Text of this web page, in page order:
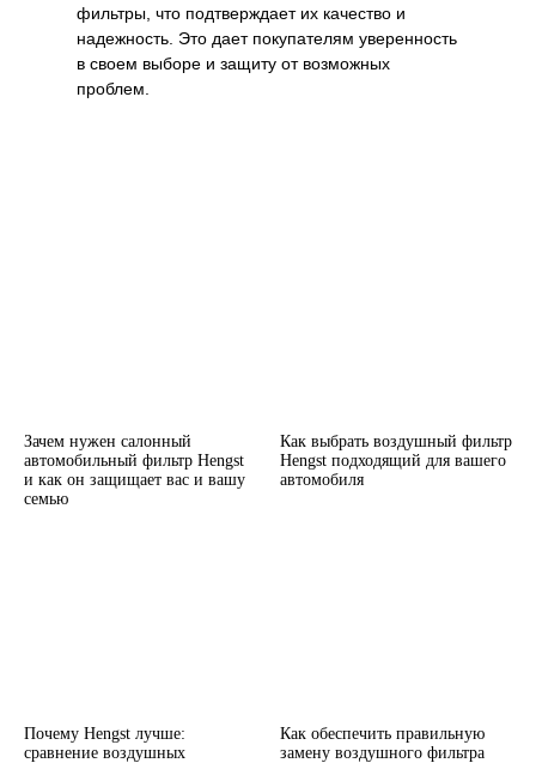
фильтры, что подтверждает их качество и
надежность. Это дает покупателям уверенность
в своем выборе и защиту от возможных
проблем.
Зачем нужен салонный
автомобильный фильтр Hengst
и как он защищает вас и вашу
семью
Как выбрать воздушный фильтр
Hengst подходящий для вашего
автомобиля
Почему Hengst лучше:
сравнение воздушных
Как обеспечить правильную
замену воздушного фильтра